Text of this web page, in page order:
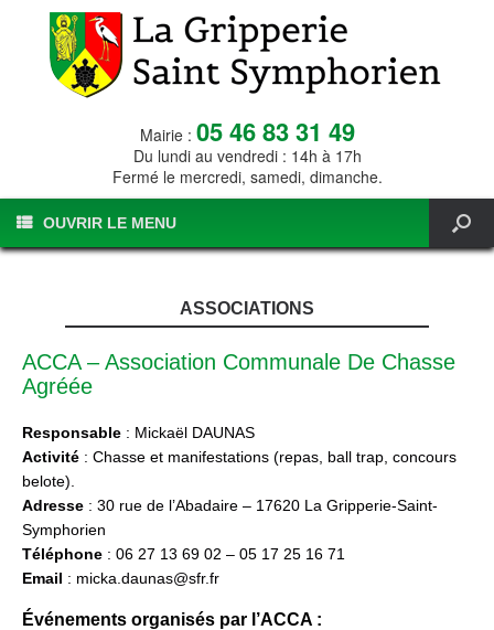
Mairie : 05 46 83 31 49
Du lundi au vendredi : 14h à 17h
Fermé le mercredi, samedi, dimanche.
OUVRIR LE MENU
ASSOCIATIONS
ACCA – Association Communale De Chasse
Agréée
Responsable : Mickaël DAUNAS
Activité : Chasse et manifestations (repas, ball trap, concours
belote).
Adresse : 30 rue de l’Abadaire – 17620 La Gripperie-Saint-
Symphorien
Téléphone : 06 27 13 69 02 – 05 17 25 16 71
Email : micka.daunas@sfr.fr
Événements organisés par l’ACCA :